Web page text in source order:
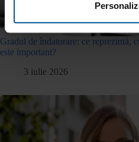
Gradul de îndatorare: ce reprezintă,
este important?
3 iulie 2026